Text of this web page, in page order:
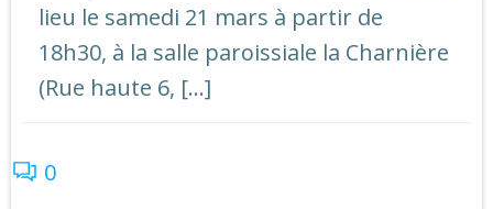
lieu le samedi 21 mars à partir de
18h30, à la salle paroissiale la Charnière
(Rue haute 6, […]
0